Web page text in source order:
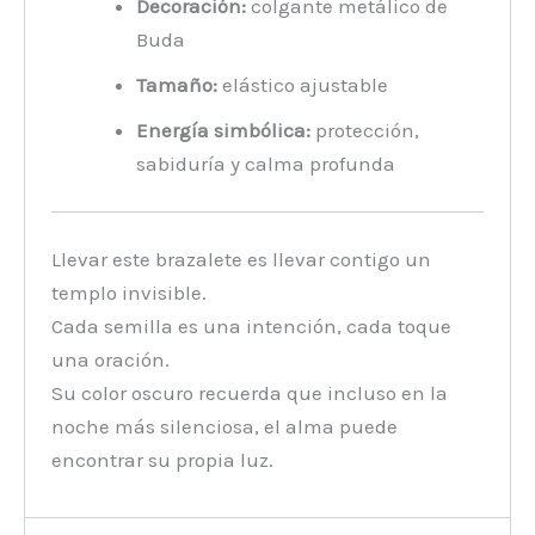
Decoración: colgante metálico de
Buda
Tamaño: elástico ajustable
Energía simbólica: protección,
sabiduría y calma profunda
Llevar este brazalete es llevar contigo un
templo invisible.
Cada semilla es una intención, cada toque
una oración.
Su color oscuro recuerda que incluso en la
noche más silenciosa, el alma puede
encontrar su propia luz.